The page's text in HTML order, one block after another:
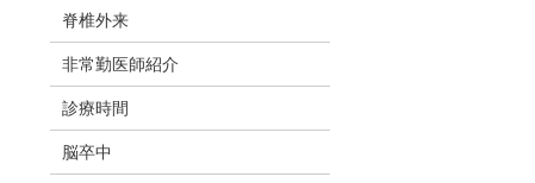
脊椎外来
非常勤医師紹介
診療時間
脳卒中